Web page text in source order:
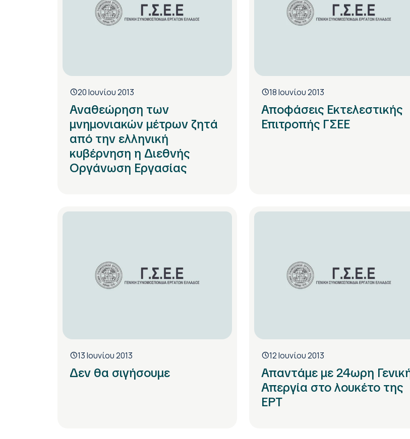
20 Ιουνίου 2013
Αναθεώρηση των
μνημονιακών μέτρων ζητά
από την ελληνική
κυβέρνηση η Διεθνής
Οργάνωση Εργασίας
18 Ιουνίου 2013
Αποφάσεις Εκτελεστικής
Επιτροπής ΓΣΕΕ
13 Ιουνίου 2013
Δεν θα σιγήσουμε
12 Ιουνίου 2013
Απαντάμε με 24ωρη
Απεργία στο λουκέτο της
ΕΡΤ